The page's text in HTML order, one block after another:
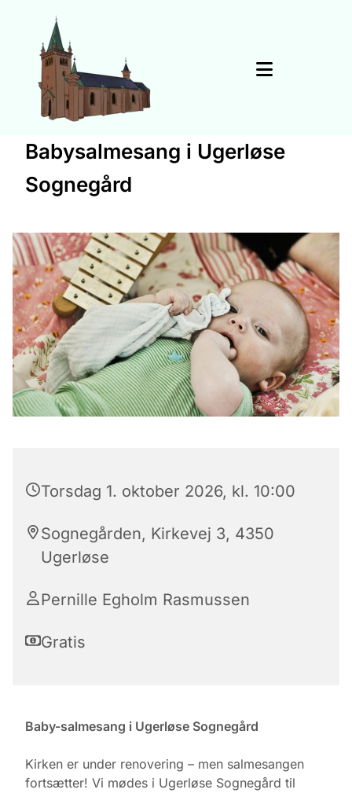
Babysalmesang i Ugerløse
Sognegård
Torsdag 1. oktober 2026, kl. 10:00
Sognegården, Kirkevej 3, 4350
Ugerløse
Pernille Egholm Rasmussen
Gratis
Baby-salmesang i Ugerløse Sognegård
Kirken er under renovering – men salmesangen
fortsætter! Vi mødes i Ugerløse Sognegård til